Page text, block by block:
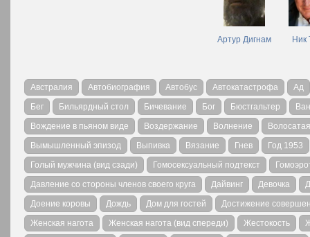
Артур Дигнам Ник
Австралия Автобиография Автобус Автокатастрофа
Ад
Бег
Бильярдный стол Бичевание Бог Бюстгальтер
Вождение в пьяном виде
Воздержание Волнение
Вымышленный эпизод
Выпивка Вязание Гнев
Год 1953
Голый мужчина (вид сзади)
Гомосексуальный подтекст
Давление со стороны членов своего круга
Дайвинг Девочка
Доение коровы
Дождь Дом для гостей
Достижение
Женская нагота
Женская нагота (вид спереди) Жестокость